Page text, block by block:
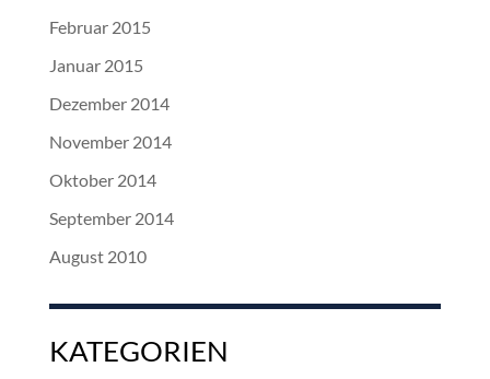
Februar 2015
Januar 2015
Dezember 2014
November 2014
Oktober 2014
September 2014
August 2010
KATEGORIEN